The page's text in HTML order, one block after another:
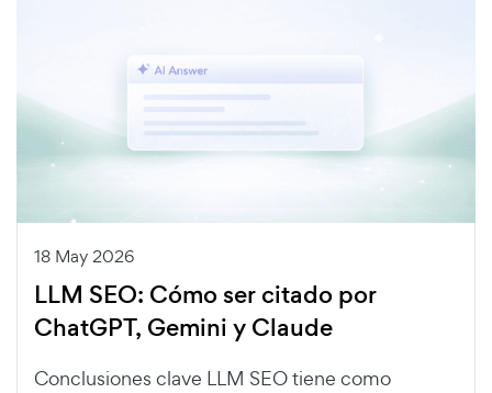
18 May 2026
LLM SEO: Cómo ser citado por
ChatGPT, Gemini y Claude
Conclusiones clave LLM SEO tiene como